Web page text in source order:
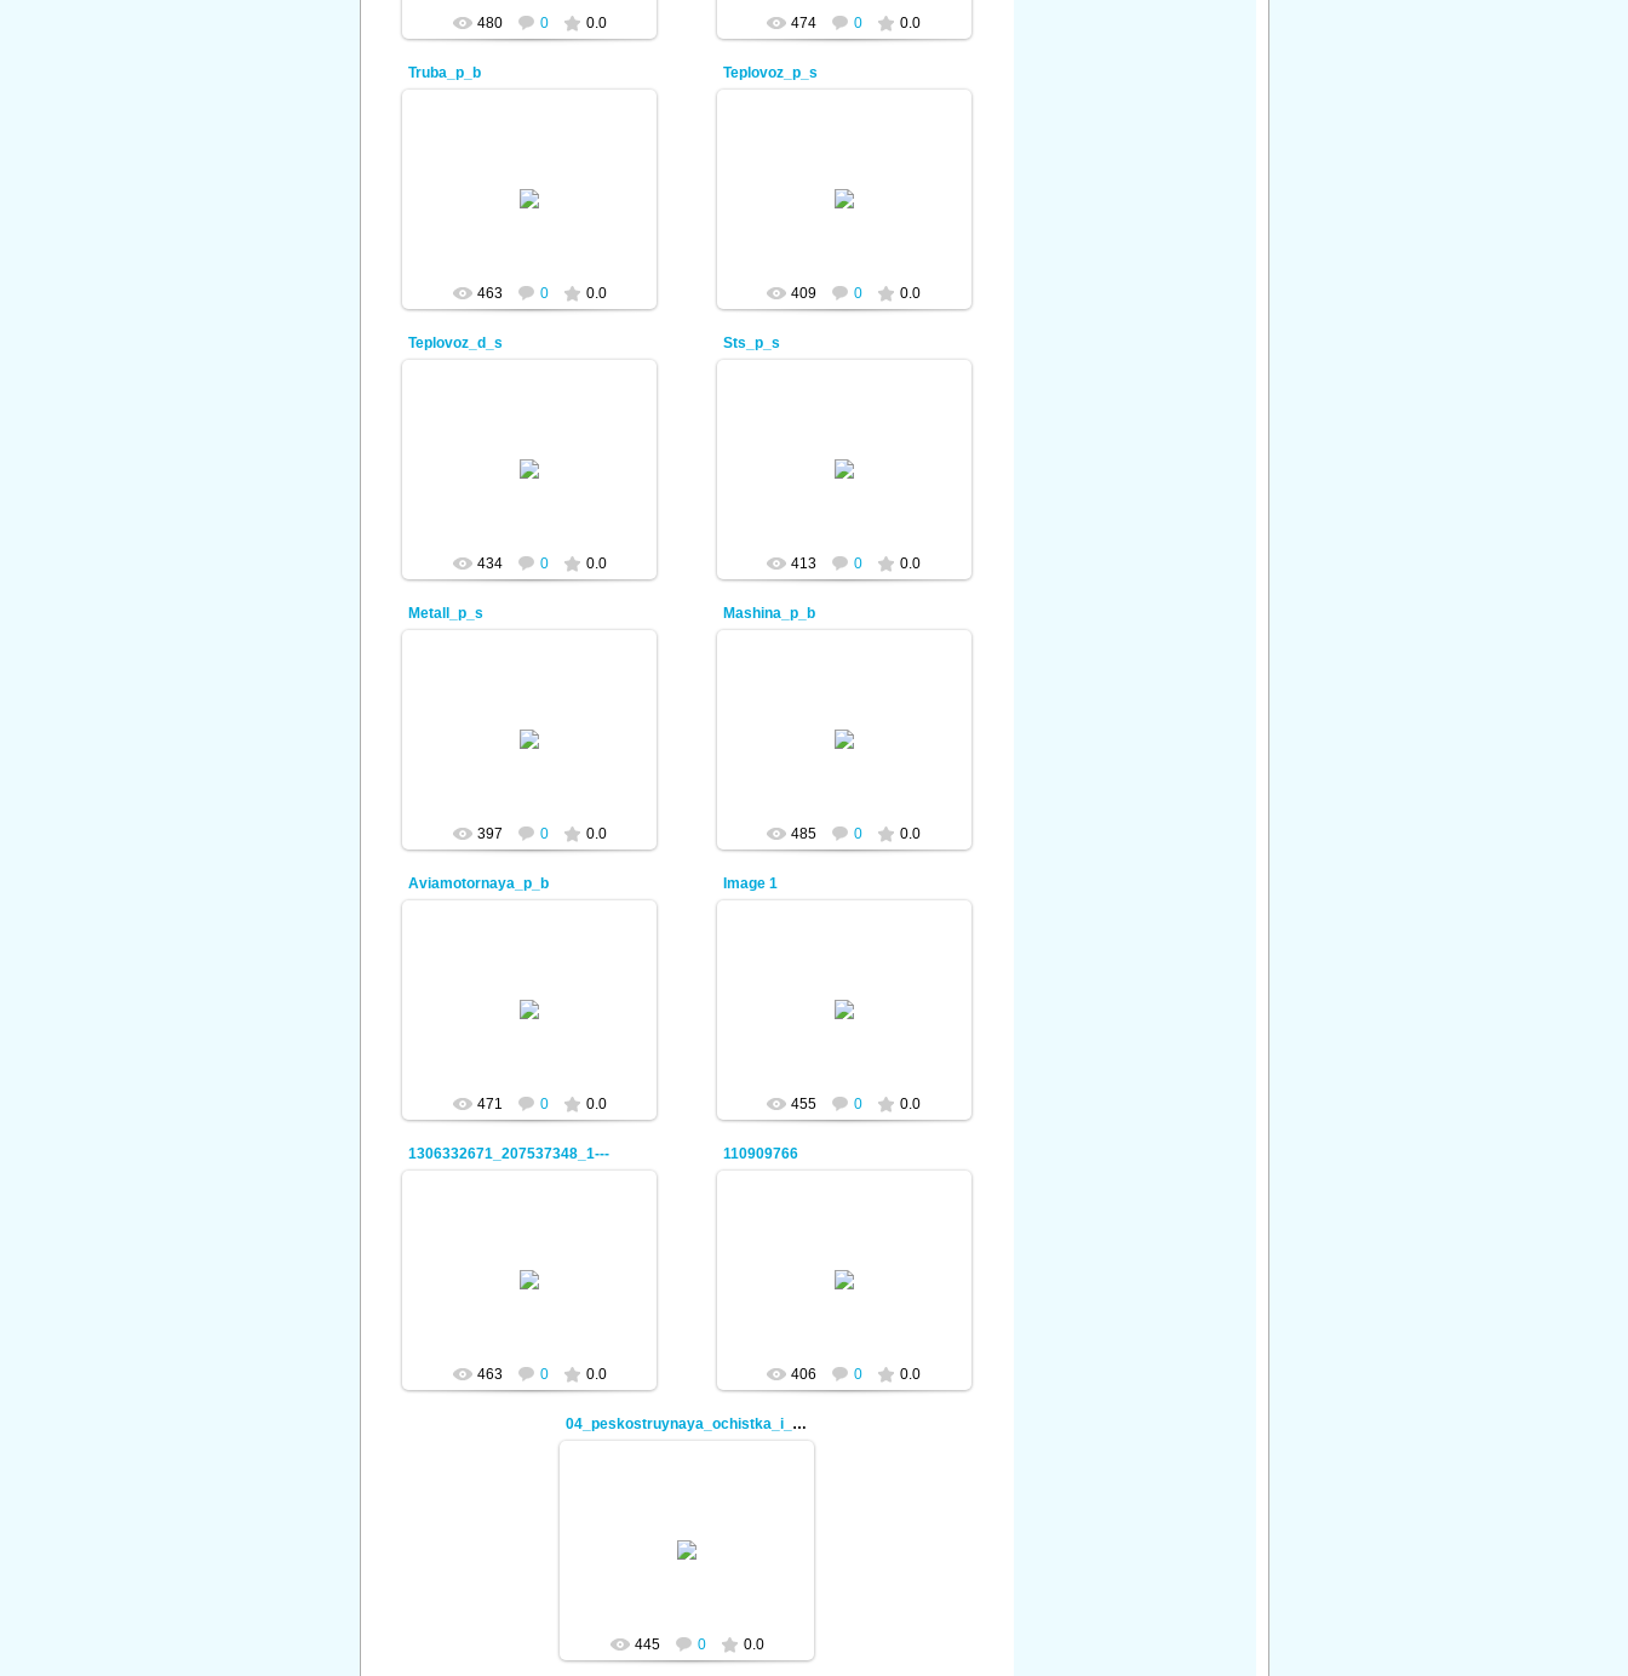
480 0 0.0 474 0 0.0
Truba_p_b
463 0 0.0
Teplovoz_p_s
409 0 0.0
Teplovoz_d_s
434 0 0.0
Sts_p_s
413 0 0.0
Metall_p_s
397 0 0.0
Mashina_p_b
485 0 0.0
Aviamotornaya_p_b
471 0 0.0
Image 1
455 0 0.0
1306332671_207537348_1---
463 0 0.0
110909766
406 0 0.0
04_peskostruynaya_ochistka_i_pokraska_gazohodov
445 0 0.0